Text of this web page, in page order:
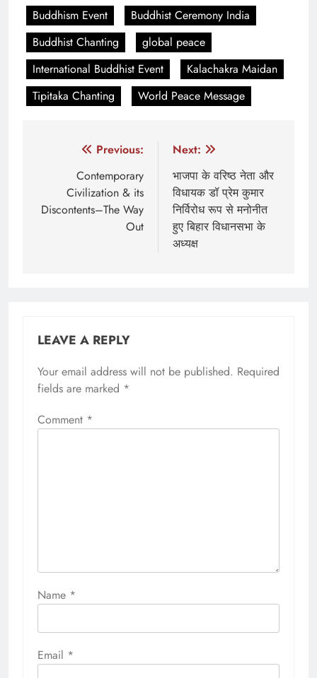
Buddhism Event
Buddhist Ceremony India
Buddhist Chanting
global peace
International Buddhist Event
Kalachakra Maidan
Tipitaka Chanting
World Peace Message
navigation
Previous:
Contemporary
Civilization & its
Discontents–The Way
Out
Next:
भाजपा के वरिष्ठ नेता और
विधायक डॉ प्रेम कुमार
निर्विरोध रूप से मनोनीत
हुए बिहार विधानसभा के
अध्यक्ष
LEAVE A REPLY
Your email address will not be published. Required
fields are marked *
Comment *
Name *
Email *